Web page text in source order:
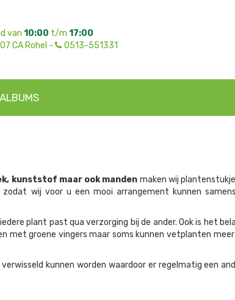
van 10:00 t/m 17:00
CA Rohel -
0513-551331
kunststof maar ook manden maken wij
wij voor u een mooi arrangement kunnen
plant past qua verzorging bij de ander. Ook is het
met groene vingers maar soms kunnen vetplanten
kunnen worden waardoor er regelmatig een